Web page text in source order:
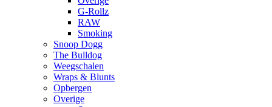
G-Rollz
RAW
Smoking
Snoop Dogg
The Bulldog
Weegschalen
Wraps & Blunts
Opbergen
Overige